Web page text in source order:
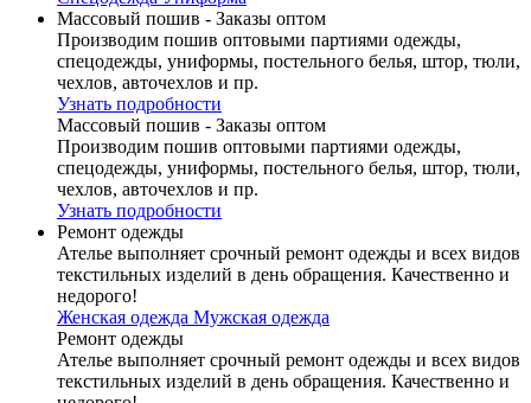
Массовый пошив - Заказы оптом
Производим пошив оптовыми партиями одежды,
спецодежды, униформы, постельного белья, штор, тюли,
чехлов, авточехлов и пр.
Узнать подробности
Массовый пошив - Заказы оптом
Производим пошив оптовыми партиями одежды,
спецодежды, униформы, постельного белья, штор, тюли,
чехлов, авточехлов и пр.
Узнать подробности
Ремонт одежды
Ателье выполняет срочный ремонт одежды и всех видов
текстильных изделий в день обращения. Качественно и
недорого!
Женская одежда Мужская одежда
Ремонт одежды
Ателье выполняет срочный ремонт одежды и всех видов
текстильных изделий в день обращения. Качественно и